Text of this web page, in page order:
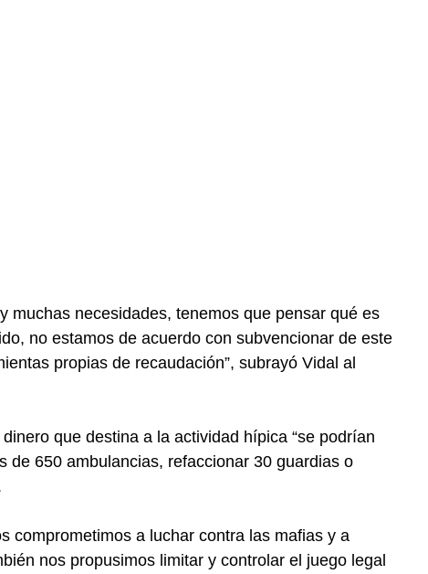
muchas necesidades, tenemos que pensar qué es
no estamos de acuerdo con subvencionar de este
propias de recaudación”, subrayó Vidal al
que destina a la actividad hípica “se podrían
de 650 ambulancias, refaccionar 30 guardias o
comprometimos a luchar contra las mafias y a
nos propusimos limitar y controlar el juego legal